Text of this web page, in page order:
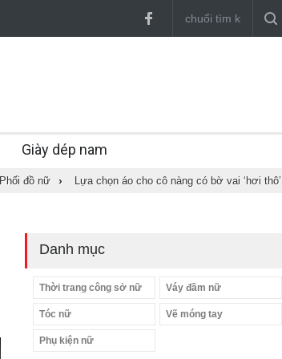
Giày dép nam
Phối đồ nữ › Lựa chọn áo cho cô nàng có bờ vai ‘hơi thô’
Danh mục
Thời trang công sở nữ Váy đầm nữ
Tóc nữ Vẽ móng tay
Phụ kiện nữ